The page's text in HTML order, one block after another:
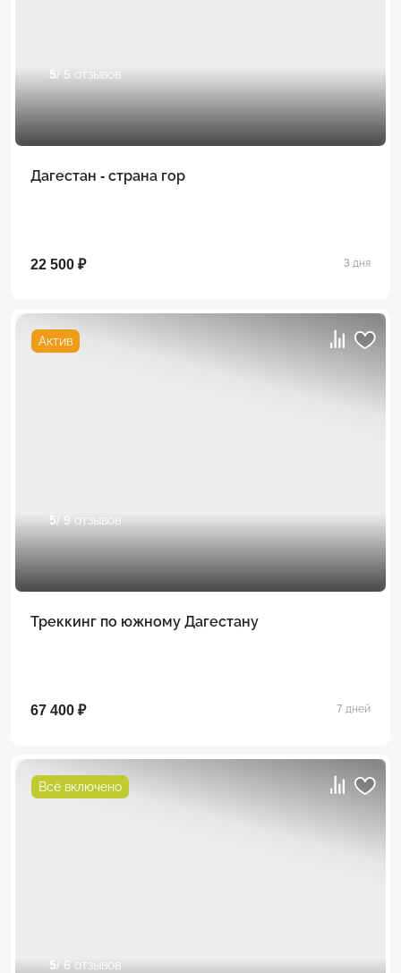
5/ 5 отзывов
Дагестан - страна гор
22 500 ₽ 3 дня
Актив
5/ 9 отзывов
Треккинг по южному Дагестану
67 400 ₽ 7 дней
Всё включено
5/ 6 отзывов